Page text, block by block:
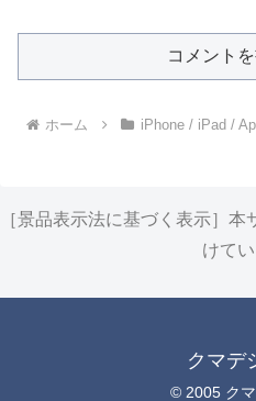
コメント
ホーム iPhone / iPad /
［景品表示法に基づく表示］
けて
クマデ
© 2005 ク